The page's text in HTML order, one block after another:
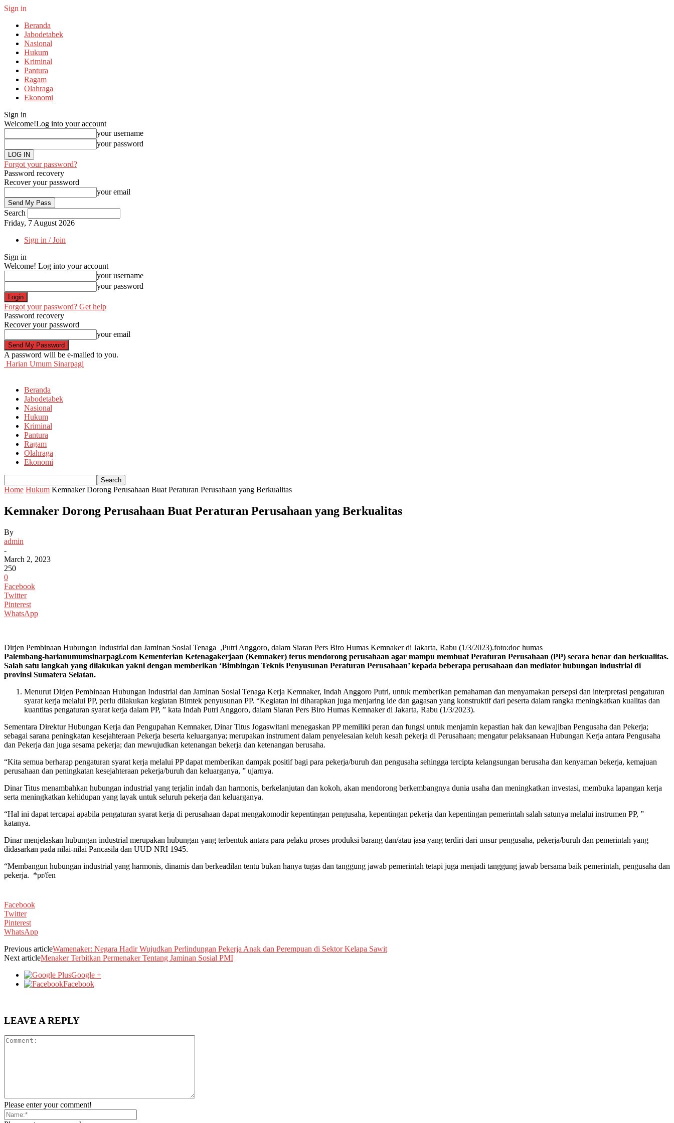
Sign in
Beranda
Jabodetabek
Nasional
Hukum
Kriminal
Pantura
Ragam
Olahraga
Ekonomi
Sign in
Welcome!Log into your account
your username
your password
Forgot your password?
Password recovery
Recover your password
your email
Search
Friday, 7 August 2026
Sign in / Join
Sign in
Welcome! Log into your account
your username
your password
Forgot your password? Get help
Password recovery
Recover your password
your email
A password will be e-mailed to you.
Harian Umum Sinarpagi
Beranda
Jabodetabek
Nasional
Hukum
Kriminal
Pantura
Ragam
Olahraga
Ekonomi
Home Hukum Kemnaker Dorong Perusahaan Buat Peraturan Perusahaan yang Berkualitas
Kemnaker Dorong Perusahaan Buat Peraturan Perusahaan yang Berkualitas
By
admin
-
March 2, 2023
250
0
Facebook
Twitter
Pinterest
WhatsApp
Dirjen Pembinaan Hubungan Industrial dan Jaminan Sosial Tenaga ,Putri Anggoro, dalam Siaran Pers Biro Humas Kemnaker di Jakarta, Rabu (1/3/2023).foto:doc humas
Palembang-harianumumsinarpagi.com Kementerian Ketenagakerjaan (Kemnaker) terus mendorong perusahaan agar mampu membuat Peraturan Perusahaan (PP) secara benar dan berkualitas.
Salah satu langkah yang dilakukan yakni dengan memberikan ‘Bimbingan Teknis Penyusunan Peraturan Perusahaan’ kepada beberapa perusahaan dan mediator hubungan industrial di
provinsi Sumatera Selatan.
Menurut Dirjen Pembinaan Hubungan Industrial dan Jaminan Sosial Tenaga Kerja Kemnaker, Indah Anggoro Putri, untuk memberikan pemahaman dan menyamakan persepsi dan interpretasi pengaturan
syarat kerja melalui PP, perlu dilakukan kegiatan Bimtek penyusunan PP. “Kegiatan ini diharapkan juga menjaring ide dan gagasan yang konstruktif dari peserta dalam rangka meningkatkan kualitas dan
kuantitas pengaturan syarat kerja dalam PP, ” kata Indah Putri Anggoro, dalam Siaran Pers Biro Humas Kemnaker di Jakarta, Rabu (1/3/2023).
Sementara Direktur Hubungan Kerja dan Pengupahan Kemnaker, Dinar Titus Jogaswitani menegaskan PP memiliki peran dan fungsi untuk menjamin kepastian hak dan kewajiban Pengusaha dan Pekerja;
sebagai sarana peningkatan kesejahteraan Pekerja beserta keluarganya; merupakan instrument dalam penyelesaian keluh kesah pekerja di Perusahaan; mengatur pelaksanaan Hubungan Kerja antara Pengusaha
dan Pekerja dan juga sesama pekerja; dan mewujudkan ketenangan bekerja dan ketenangan berusaha.
“Kita semua berharap pengaturan syarat kerja melalui PP dapat memberikan dampak positif bagi para pekerja/buruh dan pengusaha sehingga tercipta kelangsungan berusaha dan kenyaman bekerja, kemajuan
perusahaan dan peningkatan kesejahteraan pekerja/buruh dan keluarganya, ” ujarnya.
Dinar Titus menambahkan hubungan industrial yang terjalin indah dan harmonis, berkelanjutan dan kokoh, akan mendorong berkembangnya dunia usaha dan meningkatkan investasi, membuka lapangan kerja
serta meningkatkan kehidupan yang layak untuk seluruh pekerja dan keluarganya.
“Hal ini dapat tercapai apabila pengaturan syarat kerja di perusahaan dapat mengakomodir kepentingan pengusaha, kepentingan pekerja dan kepentingan pemerintah salah satunya melalui instrumen PP, ”
katanya.
Dinar menjelaskan hubungan industrial merupakan hubungan yang terbentuk antara para pelaku proses produksi barang dan/atau jasa yang terdiri dari unsur pengusaha, pekerja/buruh dan pemerintah yang
didasarkan pada nilai-nilai Pancasila dan UUD NRI 1945.
“Membangun hubungan industrial yang harmonis, dinamis dan berkeadilan tentu bukan hanya tugas dan tanggung jawab pemerintah tetapi juga menjadi tanggung jawab bersama baik pemerintah, pengusaha dan
pekerja. *pr/fen
Facebook
Twitter
Pinterest
WhatsApp
Previous articleWamenaker: Negara Hadir Wujudkan Perlindungan Pekerja Anak dan Perempuan di Sektor Kelapa Sawit
Next articleMenaker Terbitkan Permenaker Tentang Jaminan Sosial PMI
Google +
Facebook
LEAVE A REPLY
Please enter your comment!